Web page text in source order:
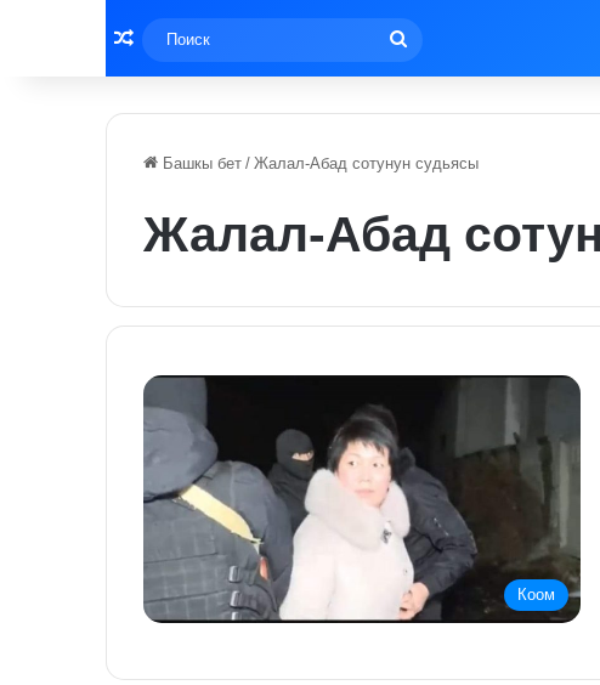
Random Article
Башкы бет / Жалал-Абад сотунун судьясы
Жалал-Абад
Коом